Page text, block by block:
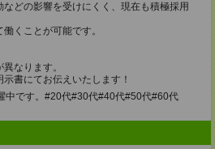
どの影響を受けにくく、現在も積極採用
くことが可能です。
なります。
書にてお伝えいたします！
中です。#20代#30代#40代#50代#60代